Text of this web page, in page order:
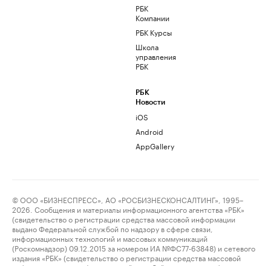
РБК
Компании
РБК Курсы
Школа
управления
РБК
РБК
Новости
iOS
Android
AppGallery
© ООО «БИЗНЕСПРЕСС», АО «РОСБИЗНЕСКОНСАЛТИНГ», 1995–
2026. Сообщения и материалы информационного агентства «РБК»
(свидетельство о регистрации средства массовой информации
выдано Федеральной службой по надзору в сфере связи,
информационных технологий и массовых коммуникаций
(Роскомнадзор) 09.12.2015 за номером ИА №ФС77-63848) и сетевого
издания «РБК» (свидетельство о регистрации средства массовой